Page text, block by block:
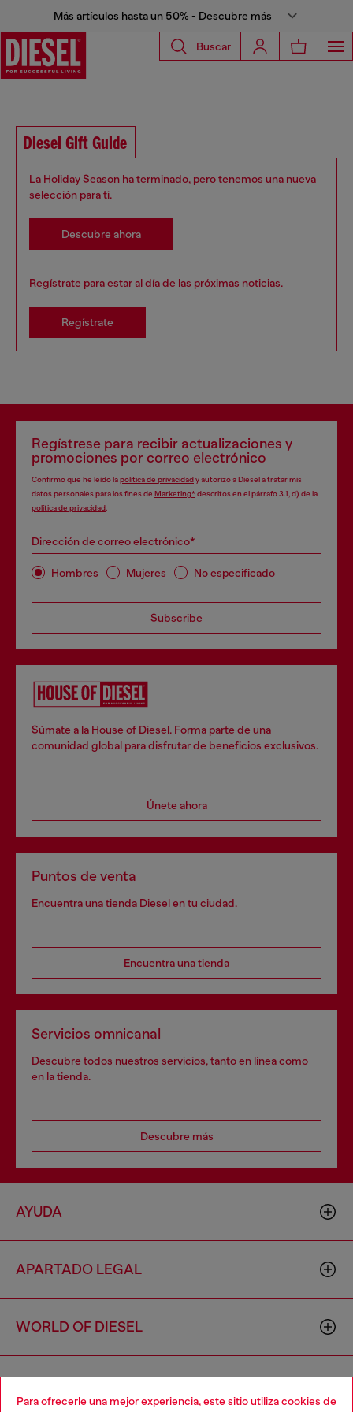
Para ofrecerle una mejor experiencia, este sitio utiliza cookies de
Más artículos hasta un 50% - Descubre más
Buscar
Diesel Gift Guide
La Holiday Season ha terminado, pero tenemos una nueva
selección para ti.
Descubre ahora
Regístrate para estar al día de las próximas noticias.
Regístrate
Regístrese para recibir actualizaciones y
promociones por correo electrónico
Confirmo que he leído lapolítica de privacidady autorizo a Diesel a tratar mis
datos personales para los fines de Marketing*descritos en el párrafo 3.1, d) de la
política de privacidad
Dirección de correo electrónico*
Hombres Mujeres No especificado
Subscribe
Súmate a la House of Diesel. Forma parte de una
comunidad global para disfrutar de beneficios exclusivos.
Únete ahora
Puntos de venta
Encuentra una tienda Diesel en tu ciudad.
Encuentra una tienda
Servicios omnicanal
Descubre todos nuestros servicios, tanto en línea como
en la tienda.
Descubre más
AYUDA
APARTADO LEGAL
WORLD OF DIESEL